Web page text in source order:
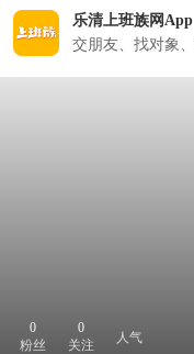
乐清上班族网App
0
粉丝
0
关注
人气